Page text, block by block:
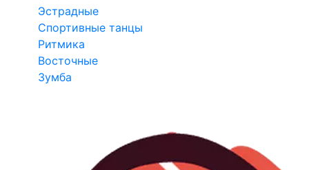
Эстрадные
Спортивные танцы
Ритмика
Восточные
Зумба